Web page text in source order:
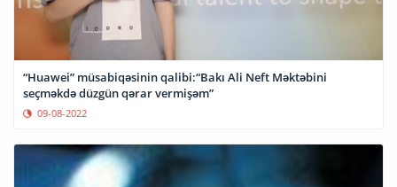
“Huawei” müsabiqəsinin qalibi:“Bakı Ali Neft Məktəbini
seçməkdə düzgün qərar vermişəm”
09-08-2022